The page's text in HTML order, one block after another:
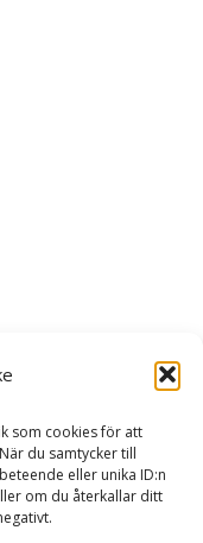
som cookies för att
du samtycker till
eller unika ID:n
om du återkallar ditt